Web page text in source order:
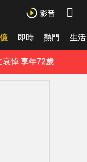
即時 熱門 生活
哀悼 享年72歲